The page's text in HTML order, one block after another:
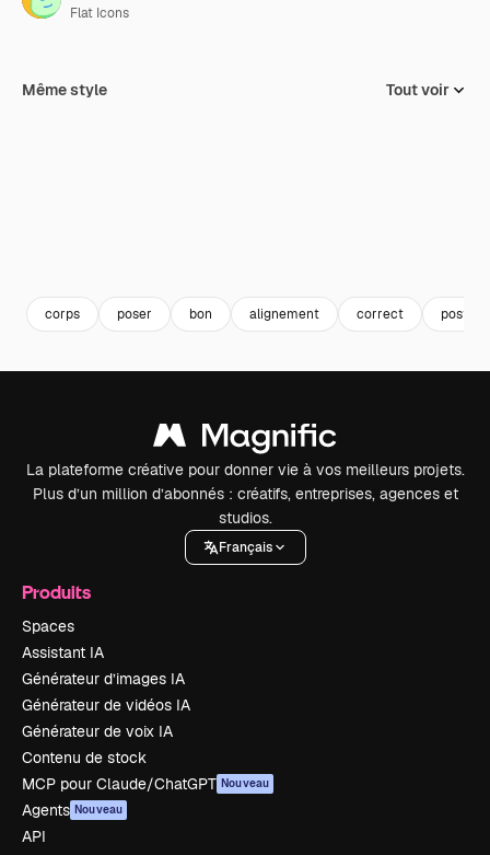
Flat Icons
Même style Tout voir
corps poser bon alignement correct posture
La plateforme créative pour donner vie à vos meilleurs projets.
Plus d’un million d’abonnés : créatifs, entreprises, agences et
studios.
Français
Produits
Spaces
Assistant IA
Générateur d’images IA
Générateur de vidéos IA
Générateur de voix IA
Contenu de stock
MCP pour Claude/ChatGPT Nouveau
Agents Nouveau
API